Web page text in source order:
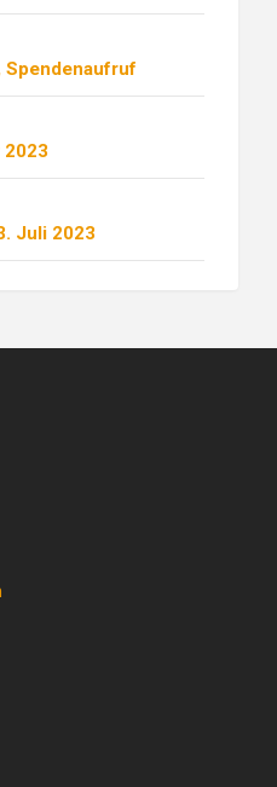
Spendenaufruf
Juli 2023